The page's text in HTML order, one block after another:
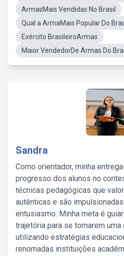
ArmasMais Vendidas No Brasil
Qual a ArmaMais Popular Do
Exército BrasileiroArmas
Maior VendedorDe Armas Do
Sandra
Como orientador, minha
progresso dos alunos no
técnicas pedagógicas que
autênticas e são
entusiasmo. Minha meta é
trajetória para se tornarem
utilizando estratégias
renomadas instituições